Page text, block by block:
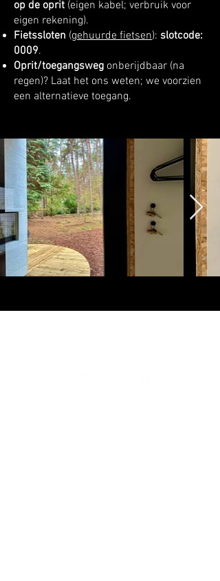
op de oprit (eigen kabel; verbruik voor
eigen rekening).
Fietssloten (gehuurde fietsen): slotcode:
0009.
Oprit/toegangsweg onberijdbaar (na
regen)? Laat het ons weten; we voorzien
een alternatieve toegang.